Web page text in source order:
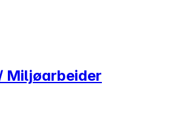
Miljøarbeider